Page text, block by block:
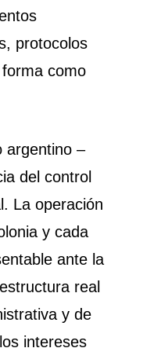
protocolos
como
argentino –
del control
La operación
y cada
ante la
real
y de
intereses